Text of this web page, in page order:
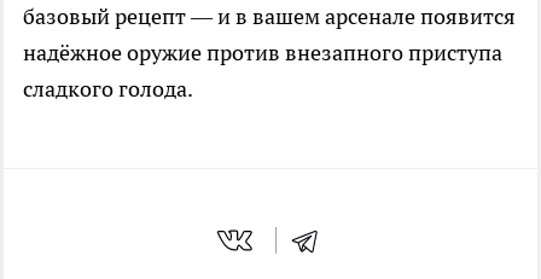
базовый рецепт — и в вашем арсенале появится
надёжное оружие против внезапного приступа
сладкого голода.